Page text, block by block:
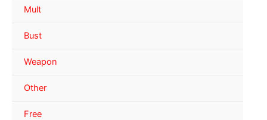
Mult
Bust
Weapon
Other
Free